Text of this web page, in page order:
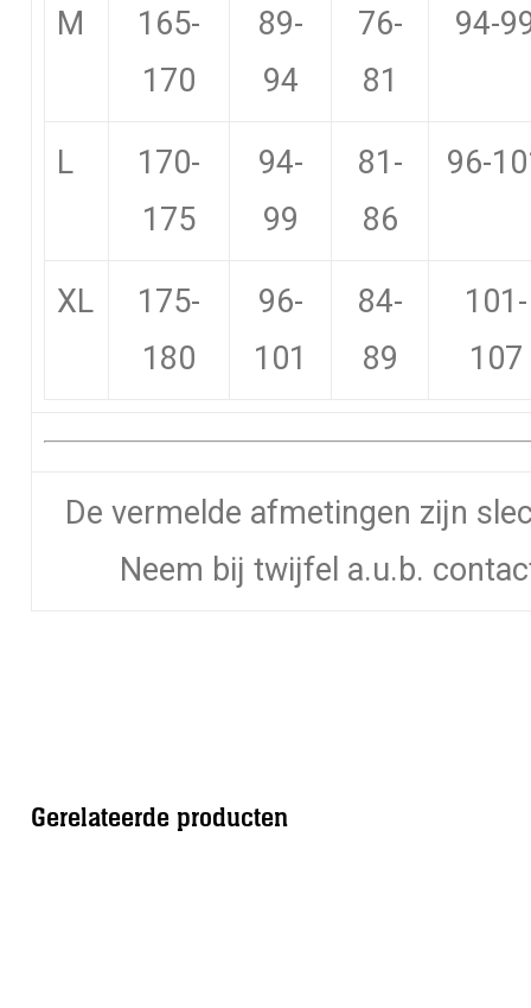
M
165-
170
89-
94
76-
81
94-
L
170-
175
94-
99
81-
86
96-
XL
175-
180
96-
101
84-
89
101-
107
De vermelde afmetingen zijn
Neem bij twijfel a.u.b.
Gerelateerde producten